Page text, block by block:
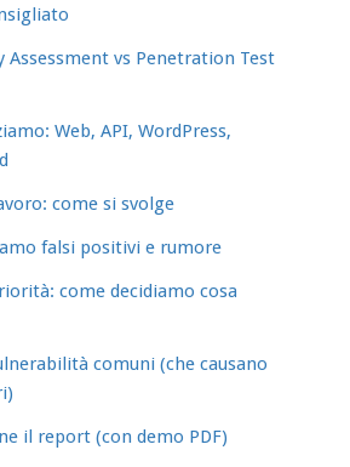
Assessment vs Penetration Test
Web, API, WordPress,
come si svolge
falsi positivi e rumore
come decidiamo cosa
comuni (che causano
il report (con demo PDF)